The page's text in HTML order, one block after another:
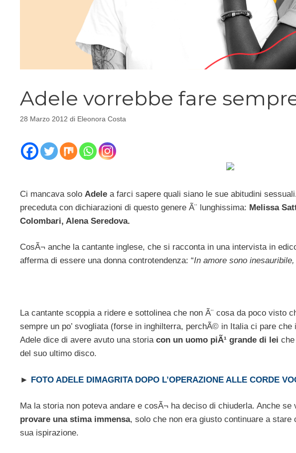
Adele vorrebbe fare
28 Marzo 2012 di Eleonora Costa
Ci mancava solo Adele a farci sapere quali siano le sue abitudini
preceduta con dichiarazioni di questo genere Ã¨ lunghissima: Melissa
Colombari, Alena Seredova.
CosÃ¬ anche la cantante inglese, che si racconta in una intervista in
afferma di essere una donna controtendenza: “In amore sono
La cantante scoppia a ridere e sottolinea che non Ã¨ cosa da poco visto
sempre un po’ svogliata (forse in inghilterra, perchÃ© in Italia ci pare
Adele dice di avere avuto una storia con un uomo piÃ¹ grande di lei
del suo ultimo disco.
► FOTO ADELE DIMAGRITA DOPO L’OPERAZIONE ALLE CORDE
Ma la storia non poteva andare e cosÃ¬ ha deciso di chiuderla. Anche
provare una stima immensa, solo che non era giusto continuare a
sua ispirazione.